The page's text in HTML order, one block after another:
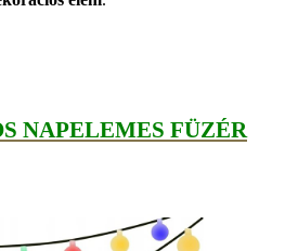
NAPELEMES FÜZÉR